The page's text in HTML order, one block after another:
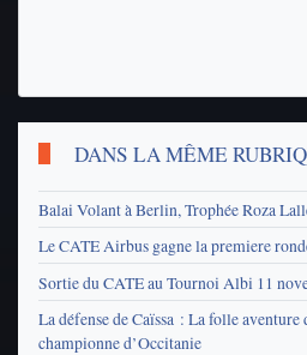
DANS LA MÊME
Balai Volant à Berlin, Trophée Roza
Le CATE Airbus gagne la premiere
Sortie du CATE au Tournoi Albi 11
La défense de Caïssa : La folle aventure
championne d’Occitanie